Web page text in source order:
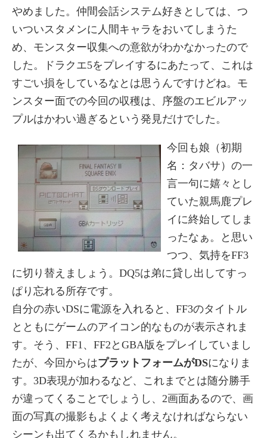
やめました。仲間会話システム好きとしては、つ
いついスタメンに人間キャラをおいてしまうた
め、モンスター収集への意欲がわかなかったので
した。ドラクエ5をプレイするにあたって、これは
すごい損をしているなとは思うんですけどね。モ
ンスター面での今回の収穫は、序盤のエビルアッ
プルはかわい過ぎるという発見だけでした。
今回も娘（初期
名：タバサ）の一
言一句に嬉々とし
ていた親馬鹿プレ
イに終始してしま
ったなぁ。と思い
つつ、気持をFF3
に切り替えましょう。DQ5は弟に貸し出してすっ
ぱり忘れる所存です。
自分の赤いDSに電源を入れると、FF3のタイトル
とともにゲームのアイコン的なものが表示されま
す。そう、FF1、FF2とGBA版をプレイしていまし
たが、今回からはプラットフォームがDSになりま
す。3D表現が加わるなど、これまでとは随分勝手
が違ってくることでしょうし、2画面あるので、画
面の写真の撮影もよくよく考えなければならない
シーンも出てくるかもしれません。